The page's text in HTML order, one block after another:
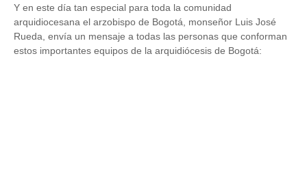
Y en este día tan especial para toda la comunidad
arquidiocesana el arzobispo de Bogotá, monseñor Luis José
Rueda, envía un mensaje a todas las personas que conforman
estos importantes equipos de la arquidiócesis de Bogotá: